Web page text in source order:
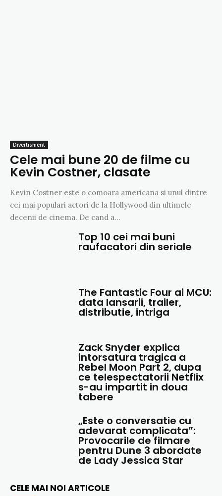
Divertisment
Cele mai bune 20 de filme cu
Kevin Costner, clasate
Kevin Costner este o comoara americana si unul dintre
cei mai populari actori de la Hollywood din ultimele
decenii de cinema. De cand a...
Top 10 cei mai buni
raufacatori din seriale
The Fantastic Four ai MCU:
data lansarii, trailer,
distributie, intriga
Zack Snyder explica
intorsatura tragica a
Rebel Moon Part 2, dupa
ce telespectatorii Netflix
s-au impartit in doua
tabere
„Este o conversatie cu
adevarat complicata”:
Provocarile de filmare
pentru Dune 3 abordate
de Lady Jessica Star
CELE MAI NOI ARTICOLE